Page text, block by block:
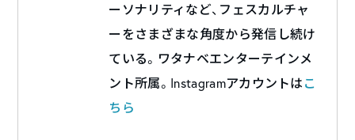
ーソナリティなど、フェスカルチャ
ーをさまざまな角度から発信し続け
ている。ワタナベエンターテインメ
ント所属。Instagramアカウントはこ
ちら